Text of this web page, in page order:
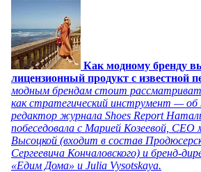
Как модному бренду
лицензионный продукт с известной
модным брендам стоит
как стратегический инструмент — об
редактор журнала Shoes Report
побеседовала с Марией Козеевой, СЕО
Высоцкой (входит в состав
Сергеевича Кончаловского) и бренд-
«Едим Дома» и Julia Vysotskaya.